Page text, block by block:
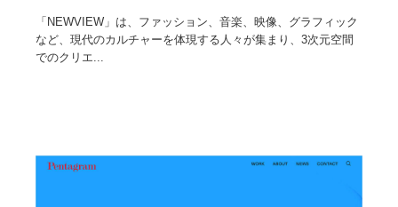
「NEWVIEW」は、ファッション、音楽、映像、グラフィック
など、現代のカルチャーを体現する人々が集まり、3次元空間
でのクリエ...